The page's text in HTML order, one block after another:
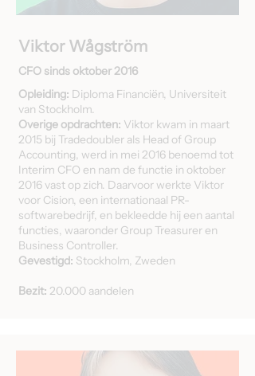
Viktor Wågström
CFO sinds oktober 2016
Opleiding: Diploma Financiën, Universiteit
van Stockholm.
Overige opdrachten: Viktor kwam in maart
2015 bij Tradedoubler als Head of Group
Accounting, werd in mei 2016 benoemd tot
Interim CFO en nam de functie in oktober
2016 vast op zich. Daarvoor werkte Viktor
voor Cision, een internationaal PR-
softwarebedrijf, en bekleedde hij een aantal
functies, waaronder Group Treasurer en
Business Controller.
Gevestigd: Stockholm, Zweden
Bezit: 20.000 aandelen